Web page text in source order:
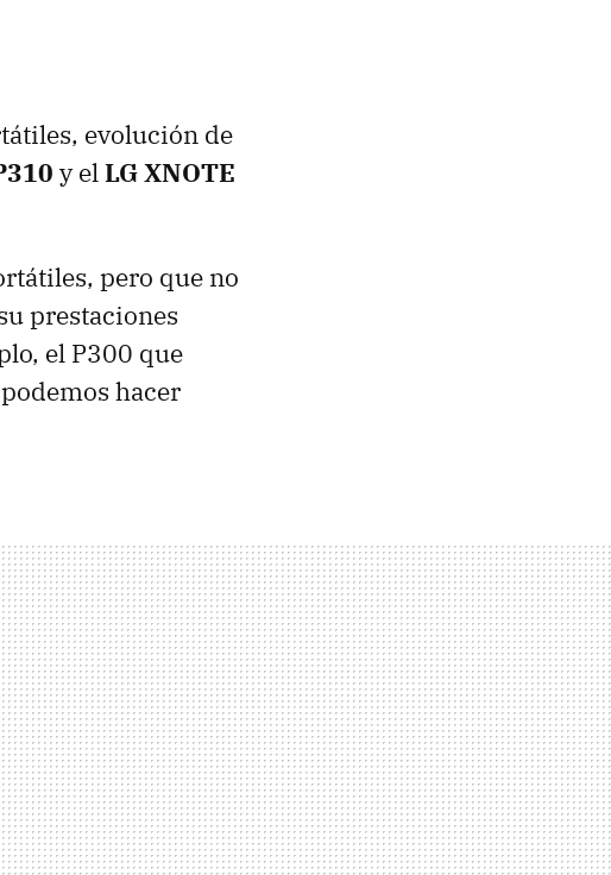
evolución de
y elLGXNOTE
pero que no
prestaciones
el P300 que
hacer